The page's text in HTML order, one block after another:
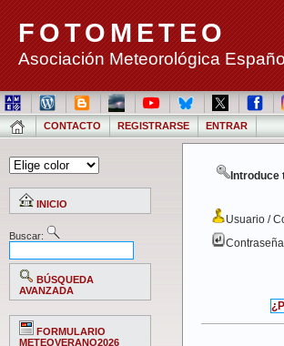
FOTOMETEO
Asociación Meteorológica
CONTACTO REGISTRARSE ENTRAR
INICIO
Buscar:
BÚSQUEDA
AVANZADA
FORMULARIO
METEOVERANO2026
Introduce
Usuario /